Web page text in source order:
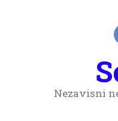
Nezavisni